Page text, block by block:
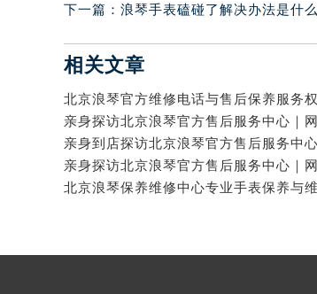
下一篇： 浪琴手表磕碰了解决办法是什么
相关文章